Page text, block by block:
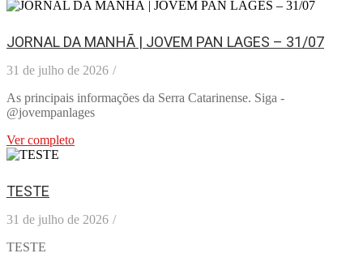
JORNAL DA MANHÃ | JOVEM PAN LAGES – 31/07
31 de julho de 2026 /
As principais informações da Serra Catarinense. Siga -
@jovempanlages
Ver completo
TESTE
31 de julho de 2026 /
TESTE